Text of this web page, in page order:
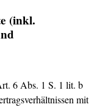
(inkl.
6 Abs. 1 S. 1 lit. b
mit